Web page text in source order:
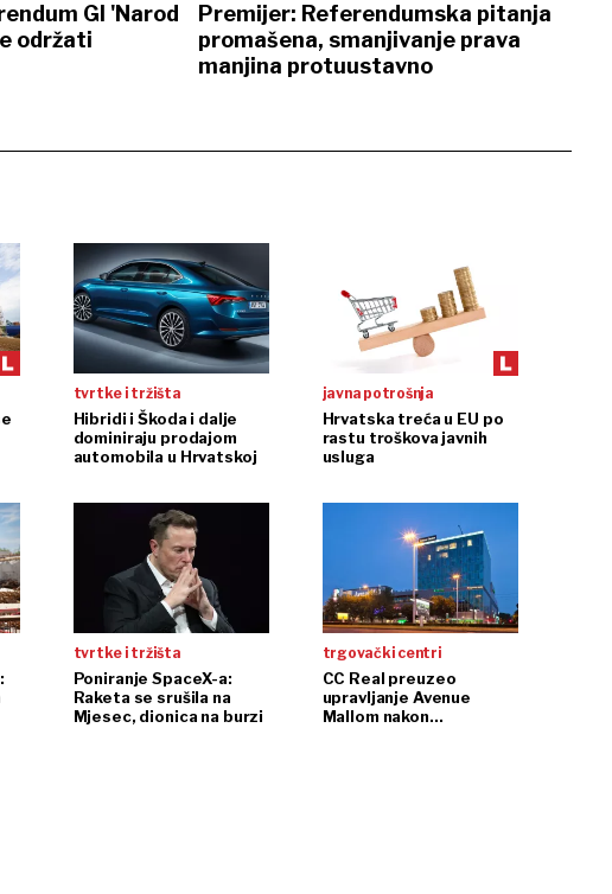
GI 'Narod
održati
Premijer: Referendumska pitanja
promašena, smanjivanje prava
manjina protuustavno
tvrtke i tržišta
Hibridi i Škoda i dalje
dominiraju prodajom
automobila u Hrvatskoj
javna potrošnja
Hrvatska treća u EU po
rastu troškova javnih
usluga
tvrtke i tržišta
Poniranje SpaceX-a:
Raketa se srušila na
Mjesec, dionica na burzi
trgovački centri
CC Real preuzeo
upravljanje Avenue
Mallom nakon